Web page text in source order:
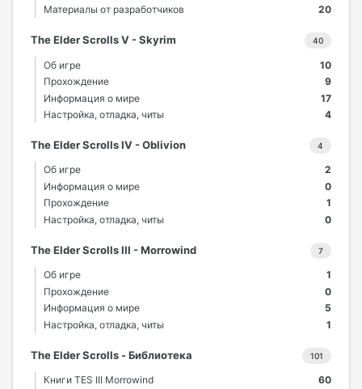
20
Материалы от разработчиков
40
The Elder Scrolls V - Skyrim
10
Об игре
9
Прохождение
17
Информация о мире
4
Настройка, отладка, читы
4
The Elder Scrolls IV - Oblivion
2
Об игре
0
Информация о мире
1
Прохождение
0
Настройка, отладка, читы
7
The Elder Scrolls III - Morrowind
1
Об игре
0
Прохождение
5
Информация о мире
1
Настройка, отладка, читы
101
The Elder Scrolls - Библиотека
60
Книги TES III Morrowind